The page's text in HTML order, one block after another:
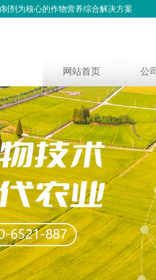
剂为核心的作物营养综合解决方案
网站首页 公